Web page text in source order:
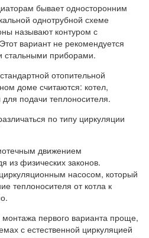
бывает односторонним
однотрубной схеме
называют контуром с
вариант не рекомендуется
стальными приборами.
отопительной
доме считаются: котел,
подачи теплоносителя.
по типу циркуляции
движением
из физических законов.
насосом, который
теплоносителя от котла к
первого варианта проще,
с естественной циркуляцией